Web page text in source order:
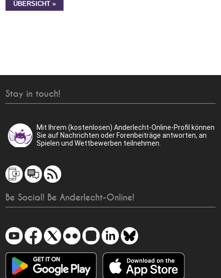
ÜBERSICHT »
Stay in touch!
Mit Ihrem (kostenlosen) Anderlecht-Online-Profil können
Sie auf Nachrichten oder Forenbeiträge antworten, an
Spielen und Wettbewerben teilnehmen.
Be Social! Be Anderlecht-Online!